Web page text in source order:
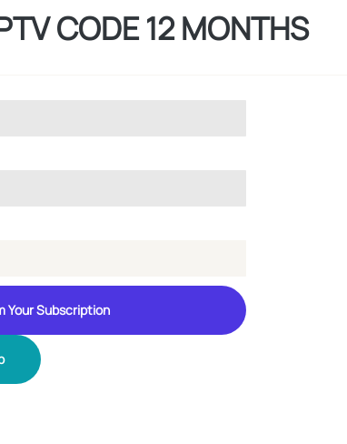
CODE 12 MONTHS
Your Subscription